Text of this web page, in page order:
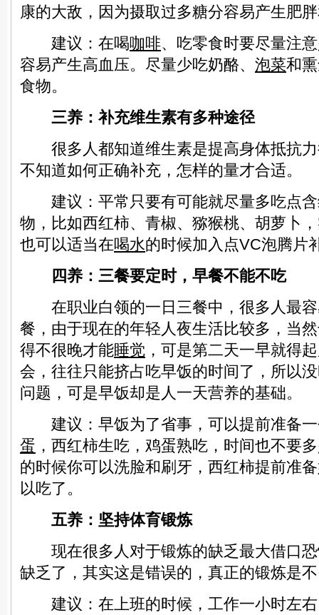
康的大敌，因为摄取过多糖分容易产生肥
建议：在喝咖啡、吃零食时要尽量注
容易产生高血压。尽量少吃奶酪、 泡菜和
食物。
三养：补充维生素有多种途径
很多人都知道维生素是提高身体抵抗力
不知道如何正确补充，怎样的量才合适。
建议：平常只要有可能就尽量多吃点含
物，比如西红柿、青椒、猕猴桃、胡萝卜
也可以适当在喝水的时候加入点VC泡腾片
四养：三餐要定时，早餐不能不吃
在职业白领的一日三餐中，很多人最容
餐，由于现在的年轻人夜生活比较多，当
得不很晚才能睡觉 ，可是第二天一早就得
会，往往只能挤占吃早饭的时间了，所以
问题，可是早饭却是人一天营养的基础。
建议：早饭为了省事，可以提前准备一
蛋 ，西红柿生吃，鸡蛋熟吃，时间也不要
的时候你可以洗脸和刷牙，西红柿提前准
以吃了。
五养：坚持体育锻炼
现在很多人对于锻炼的缺乏最大借口恐
缺乏了，其实这是错误的，真正的锻炼是
建议：在上班的时候，工作一小时左右